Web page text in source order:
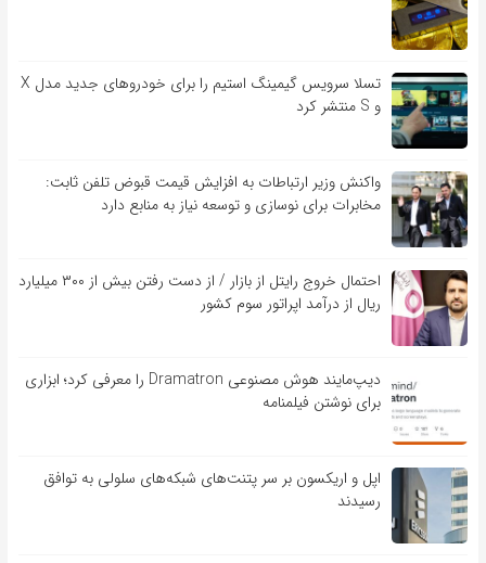
تسلا سرویس گیمینگ استیم را برای خودروهای جدید مدل X
و S منتشر کرد
واکنش وزیر ارتباطات به افزایش قیمت قبوض تلفن ثابت:
مخابرات برای نوسازی و توسعه نیاز به منابع دارد
احتمال خروج رایتل از بازار / از دست رفتن بیش از ۳۰۰ میلیارد
ریال از درآمد اپراتور سوم کشور
دیپ‌مایند هوش مصنوعی Dramatron را معرفی کرد؛ ابزاری
برای نوشتن فیلمنامه
اپل و اریکسون بر سر پتنت‌های شبکه‌های سلولی به توافق
رسیدند